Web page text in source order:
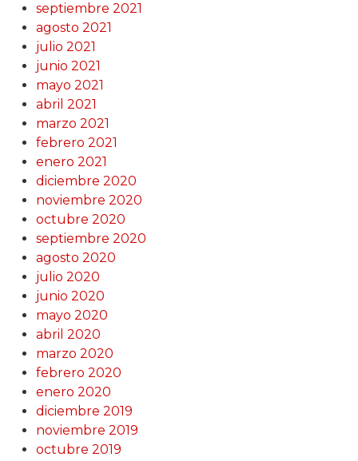
septiembre 2021
agosto 2021
julio 2021
junio 2021
mayo 2021
abril 2021
marzo 2021
febrero 2021
enero 2021
diciembre 2020
noviembre 2020
octubre 2020
septiembre 2020
agosto 2020
julio 2020
junio 2020
mayo 2020
abril 2020
marzo 2020
febrero 2020
enero 2020
diciembre 2019
noviembre 2019
octubre 2019